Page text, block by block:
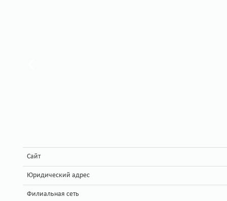
Сайт
Юридический адрес
Филиальная сеть